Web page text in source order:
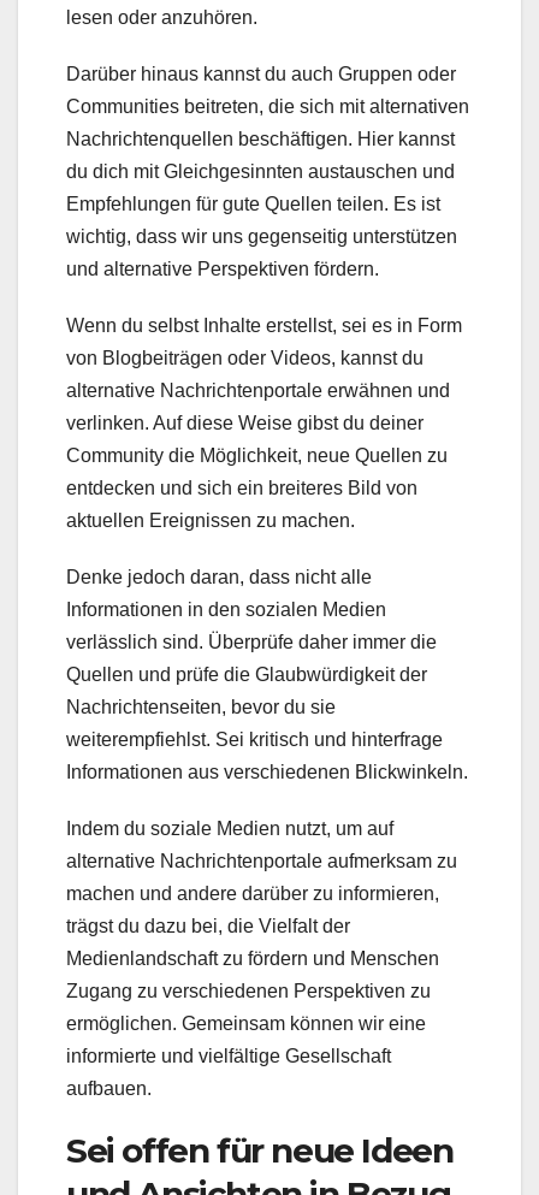
lesen oder anzuhören.
Darüber hinaus kannst du auch Gruppen oder
Communities beitreten, die sich mit alternativen
Nachrichtenquellen beschäftigen. Hier kannst
du dich mit Gleichgesinnten austauschen und
Empfehlungen für gute Quellen teilen. Es ist
wichtig, dass wir uns gegenseitig unterstützen
und alternative Perspektiven fördern.
Wenn du selbst Inhalte erstellst, sei es in Form
von Blogbeiträgen oder Videos, kannst du
alternative Nachrichtenportale erwähnen und
verlinken. Auf diese Weise gibst du deiner
Community die Möglichkeit, neue Quellen zu
entdecken und sich ein breiteres Bild von
aktuellen Ereignissen zu machen.
Denke jedoch daran, dass nicht alle
Informationen in den sozialen Medien
verlässlich sind. Überprüfe daher immer die
Quellen und prüfe die Glaubwürdigkeit der
Nachrichtenseiten, bevor du sie
weiterempfiehlst. Sei kritisch und hinterfrage
Informationen aus verschiedenen Blickwinkeln.
Indem du soziale Medien nutzt, um auf
alternative Nachrichtenportale aufmerksam zu
machen und andere darüber zu informieren,
trägst du dazu bei, die Vielfalt der
Medienlandschaft zu fördern und Menschen
Zugang zu verschiedenen Perspektiven zu
ermöglichen. Gemeinsam können wir eine
informierte und vielfältige Gesellschaft
aufbauen.
Sei offen für neue Ideen